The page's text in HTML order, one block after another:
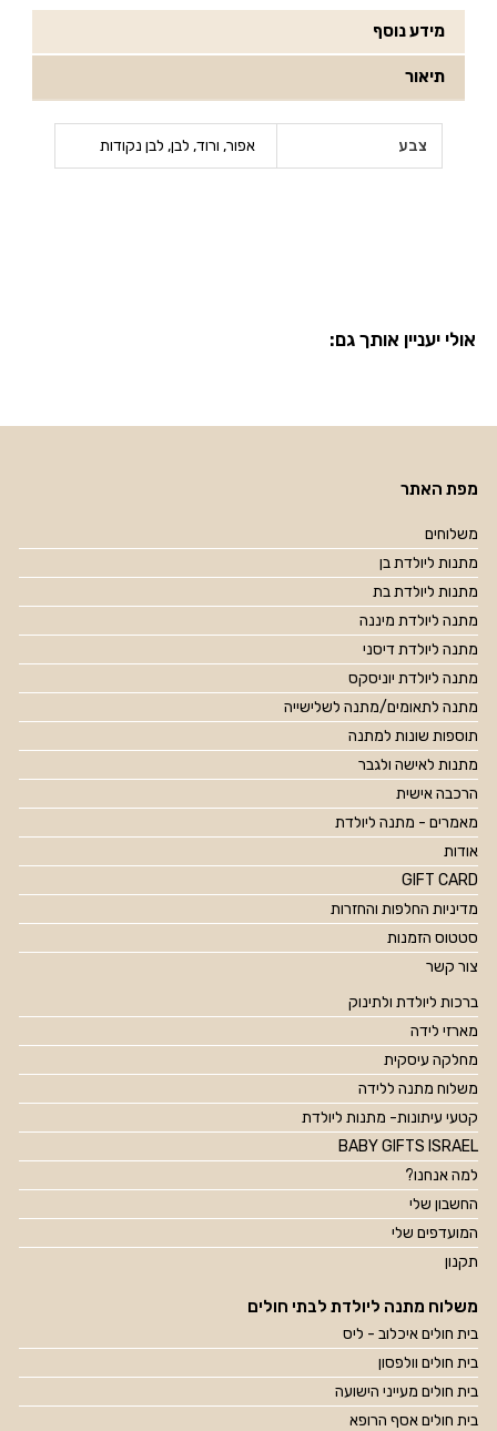
מידע נוסף
תיאור
צבע אפור, ורוד, לבן, לבן נקודות
אולי יעניין אותך גם:
מפת האתר
משלוחים
מתנות ליולדת בן
מתנות ליולדת בת
מתנה ליולדת מיננה
מתנה ליולדת דיסני
מתנה ליולדת יוניסקס
מתנה לתאומים/מתנה לשלישייה
תוספות שונות למתנה
מתנות לאישה ולגבר
הרכבה אישית
מאמרים - מתנה ליולדת
אודות
GIFT CARD
מדיניות החלפות והחזרות
סטטוס הזמנות
צור קשר
ברכות ליולדת ולתינוק
מארזי לידה
מחלקה עיסקית
משלוח מתנה ללידה
קטעי עיתונות- מתנות ליולדת
BABY GIFTS ISRAEL
למה אנחנו?
החשבון שלי
המועדפים שלי
תקנון
משלוח מתנה ליולדת לבתי חולים
בית חולים איכלוב - ליס
בית חולים וולפסון
בית חולים מעייני הישועה
בית חולים אסף הרופא